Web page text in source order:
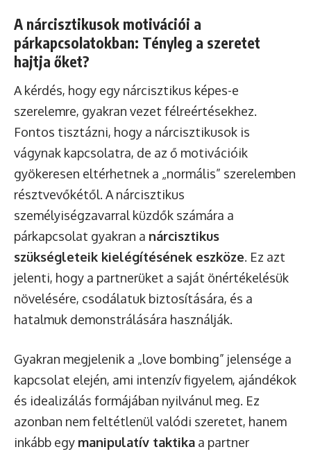
A nárcisztikusok motivációi a
párkapcsolatokban: Tényleg a szeretet
hajtja őket?
A kérdés, hogy egy nárcisztikus képes-e
szerelemre, gyakran vezet félreértésekhez.
Fontos tisztázni, hogy a nárcisztikusok is
vágynak kapcsolatra, de az ő motivációik
gyökeresen eltérhetnek a „normális” szerelemben
résztvevőkétől. A nárcisztikus
személyiségzavarral küzdők számára a
párkapcsolat gyakran a nárcisztikus
szükségleteik kielégítésének eszköze. Ez azt
jelenti, hogy a partnerüket a saját önértékelésük
növelésére, csodálatuk biztosítására, és a
hatalmuk demonstrálására használják.
Gyakran megjelenik a „love bombing” jelensége a
kapcsolat elején, ami intenzív figyelem, ajándékok
és idealizálás formájában nyilvánul meg. Ez
azonban nem feltétlenül valódi szeretet, hanem
inkább egy manipulatív taktika a partner